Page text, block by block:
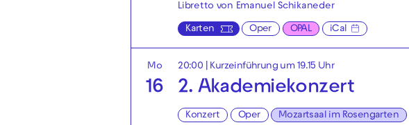
Libretto von Emanuel Schikaneder
Karten Oper OPAL iCal
Mo
16
20:00 | Kurzeinführung um 19.15 Uhr
2. Akademie­konzert
Konzert Oper Mozartsaal im Rosengarten